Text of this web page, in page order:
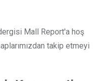
Mall Report'a hoş
takip etmeyi